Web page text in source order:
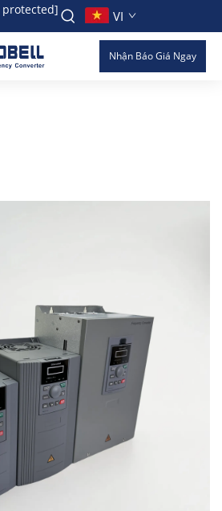
VI
Nhận Báo Giá Ngay